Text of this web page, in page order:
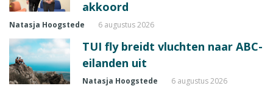
akkoord
Natasja Hoogstede 6 augustus 2026
TUI fly breidt vluchten naar ABC-
eilanden uit
Natasja Hoogstede 6 augustus 2026